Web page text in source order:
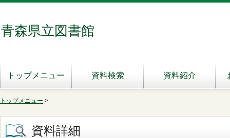
青森県立図書館
トップメニュー 資料検索 資料紹介
トップメニュー >
資料詳細